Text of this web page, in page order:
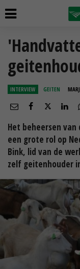
INTERVIEW GEITEN
Het beheersen
een grote rol op
Bink, lid van de
zelf geitenhouder